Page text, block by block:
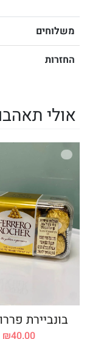
משלוחים
החזרות
אולי
בונביירת
₪40.00